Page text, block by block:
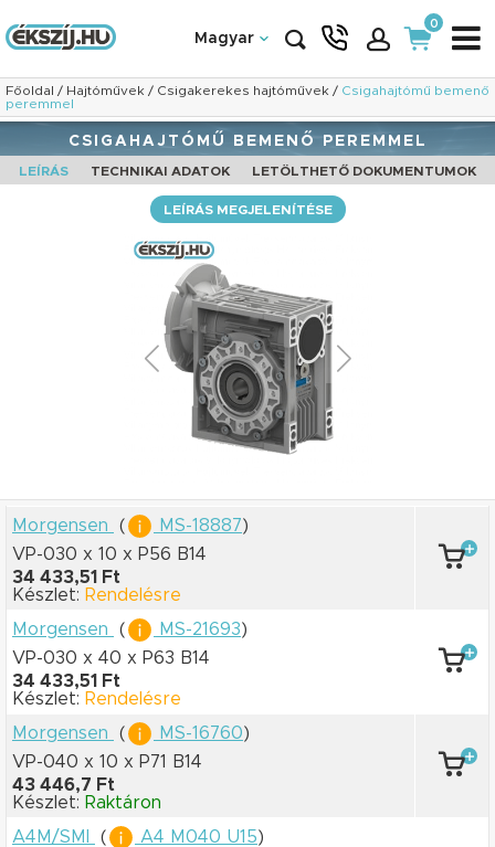
Magyar
0
Főoldal / Hajtóművek / Csigakerekes hajtóművek / Csigahajtómű bemenő
peremmel
CSIGAHAJTÓMŰ BEMENŐ PEREMMEL
LEÍRÁS TECHNIKAI ADATOK LETÖLTHETŐ DOKUMENTUMOK
LEÍRÁS MEGJELENÍTÉSE
Morgensen ( MS-18887)
VP-030 x 10 x P56 B14
34 433,51 Ft
Készlet: Rendelésre
Morgensen
( MS-21693)
VP-030 x 40 x P63 B14
34 433,51 Ft
Készlet: Rendelésre
Morgensen
( MS-16760)
VP-040 x 10 x P71 B14
43 446,7 Ft
Készlet: Raktáron
A4M/SMI
( A4 M040 U15)